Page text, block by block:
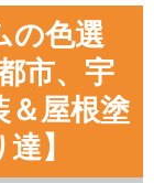
の色選
市、宇
＆屋根塗
達】